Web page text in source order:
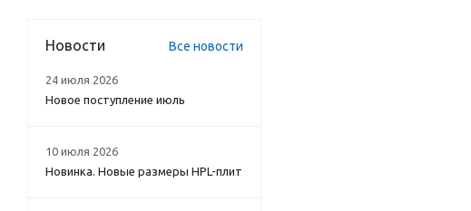
Новости Все новости
24 июля 2026
Новое поступление июль
10 июля 2026
Новинка. Новые размеры HPL-плит